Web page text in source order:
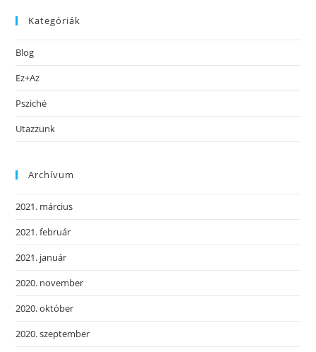
Kategóriák
Blog
Ez+Az
Psziché
Utazzunk
Archívum
2021. március
2021. február
2021. január
2020. november
2020. október
2020. szeptember